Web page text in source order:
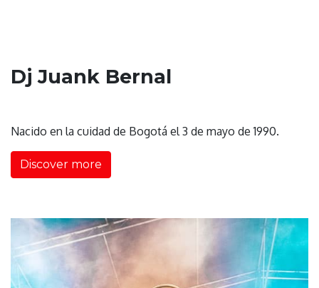
Dj Juank Bernal
Nacido en la cuidad de Bogotá el 3 de mayo de 1990.
Discover more